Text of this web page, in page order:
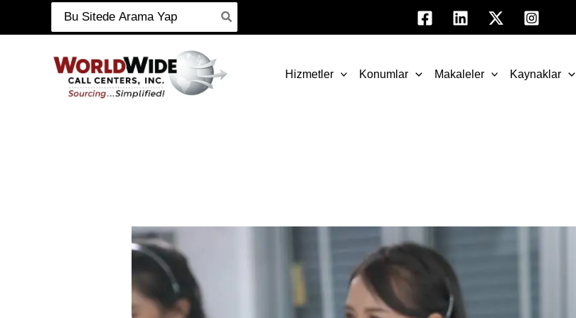
git
Şunu
ara:
Hizmetler Konumlar Makaleler Kaynaklar